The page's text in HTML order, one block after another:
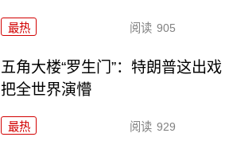
最热 阅读 905
五角大楼“罗生门”：特朗普这出戏
把全世界演懵
最热 阅读 929